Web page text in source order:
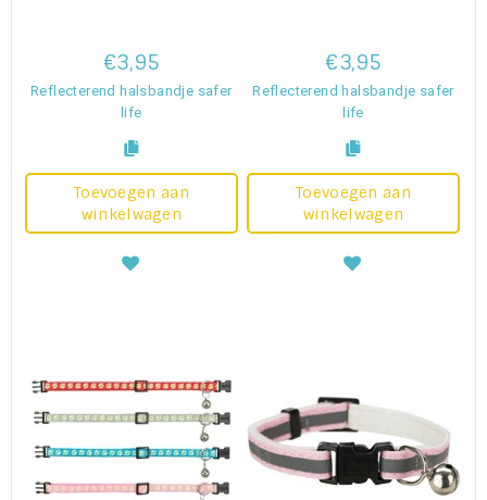
€3,95
Reflecterend halsbandje safer
life
Toevoegen aan
winkelwagen
€3,95
Reflecterend halsbandje safer
life
Toevoegen aan
winkelwagen